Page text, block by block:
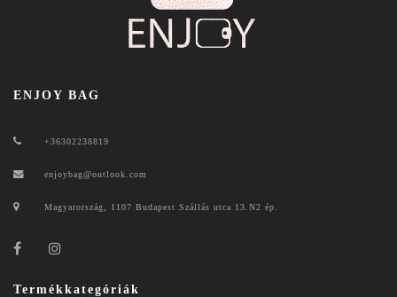
ENJOY BAG
+36302238819
enjoybag@outlook.com
Magyarország, 1107 Budapest Szállás utca 13.N2 ép.
Termékkategóriák